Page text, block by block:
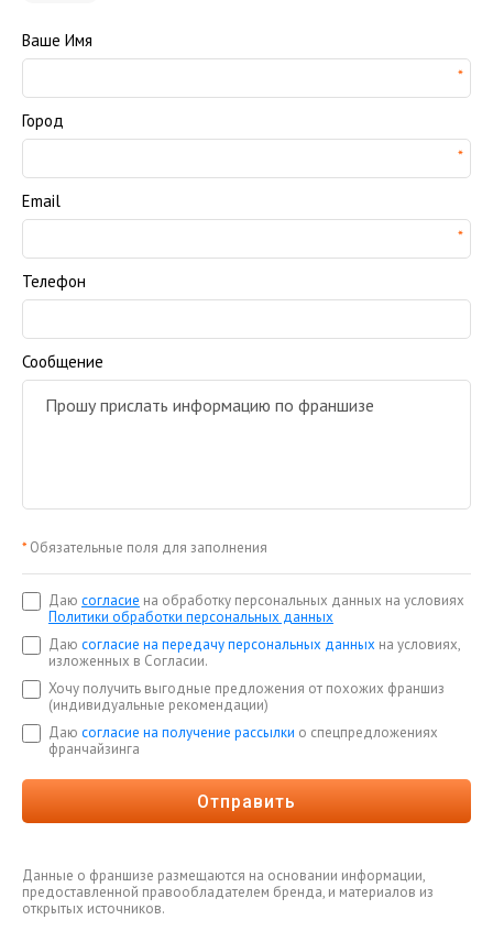
Ваше Имя
Город
Email
Телефон
Сообщение
* Обязательные поля для заполнения
Даю согласие на обработку персональных данных на условиях
Политики обработки персональных данных
Даю согласие на передачу персональных данных на условиях,
изложенных в Согласии.
Хочу получить выгодные предложения от похожих франшиз
(индивидуальные рекомендации)
Даю согласие на получение рассылки о спецпредложениях
франчайзинга
Отправить
Данные о франшизе размещаются на основании информации,
предоставленной правообладателем бренда, и материалов из
открытых источников.